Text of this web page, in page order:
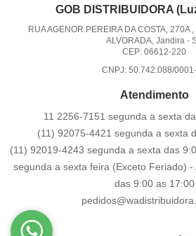
GOB DISTRIBUIDORA
RUA AGENOR PEREIRA DA COSTA, 270A ,
ALVORADA, Jandira-
CEP: 06612-220
CNPJ: 50.742.088/
Atendimento
11 2256-7151 segunda a sexta
(11) 92075-4421 segunda a sexta
(11) 92019-4243 segunda a sexta das
segunda a sexta feira (Exceto Feriado)
das 9:00 as 17:00